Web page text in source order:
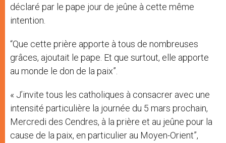
déclaré par le pape jour de jeûne à cette même
intention.
“Que cette prière apporte à tous de nombreuses
grâces, ajoutait le pape. Et que surtout, elle apporte
au monde le don de la paix”.
« J’invite tous les catholiques à consacrer avec une
intensité particulière la journée du 5 mars prochain,
Mercredi des Cendres, à la prière et au jeûne pour la
cause de la paix, en particulier au Moyen-Orient”,